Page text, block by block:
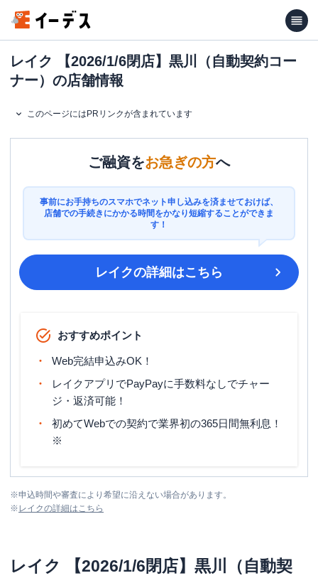
レイク 【2026/1/6閉店】黒川（自動契約コー
ナー）の店舗情報
このページにはPRリンクが含まれています
ご融資をお急ぎの方へ
事前にお手持ちのスマホでネット申し込みを済ませておけば、
店舗での手続きにかかる時間をかなり短縮することができま
す！
レイクの詳細はこちら
おすすめポイント
Web完結申込みOK！
レイクアプリでPayPayに手数料なしでチャー
ジ・返済可能！
初めてWebでの契約で業界初の365日間無利息！
※
※申込時間や審査により希望に沿えない場合があります。
※ レイクの詳細はこちら
レイク
【2026/1/6閉店】黒川（自動契